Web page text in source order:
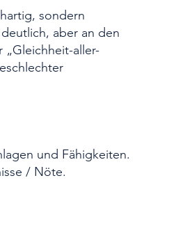
sondern
aber an den
aller-
und Fähigkeiten.
/ Nöte.